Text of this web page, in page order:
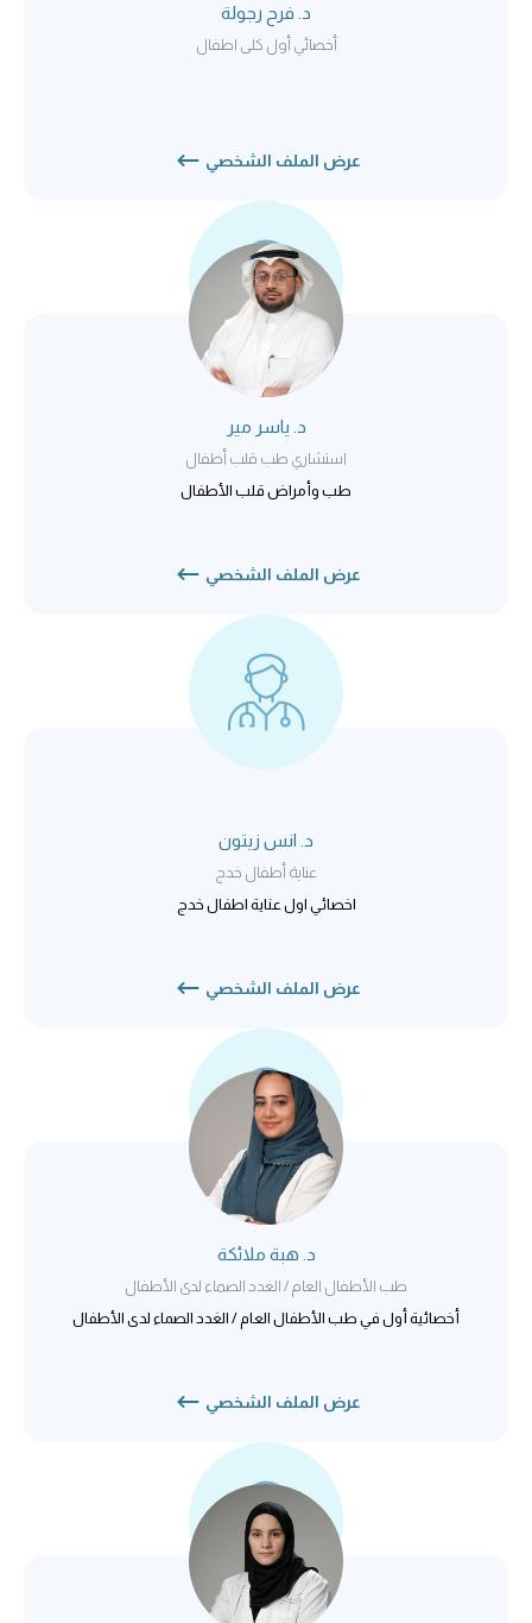
د. فرح رجولة
أخصائي أول كلى اطفال
عرض الملف الشخصي
د. ياسر مير
استشاري طب قلب أطفال
طب وأمراض قلب الأطفال
عرض الملف الشخصي
د. انس زيتون
عناية أطفال خدج
اخصائي اول عناية اطفال خدج
عرض الملف الشخصي
د. هبة ملائكة
طب الأطفال العام / الغدد الصماء لدى الأطفال
أخصائية أول في طب الأطفال العام / الغدد الصماء لدى الأطفال
عرض الملف الشخصي